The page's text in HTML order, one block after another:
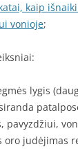
kaip
vonioje;
lygis
pavyzdžiui,
oro judėjimas